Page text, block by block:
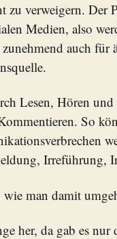
zu verweigern. Der
Medien, also
auch für
Lesen, Hören
So
Irreführung,
man damit
her, da gab es